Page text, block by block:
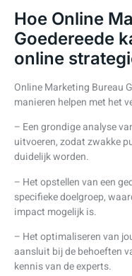
Hoe Online
Goedereede
online
Online Marketing Bureau
manieren helpen met het
– Een grondige analyse
uitvoeren, zodat zwakke
duidelijk worden.
– Het opstellen van een
specifieke doelgroep,
impact mogelijk is.
– Het optimaliseren van
aansluit bij de behoeften
kennis van de experts.